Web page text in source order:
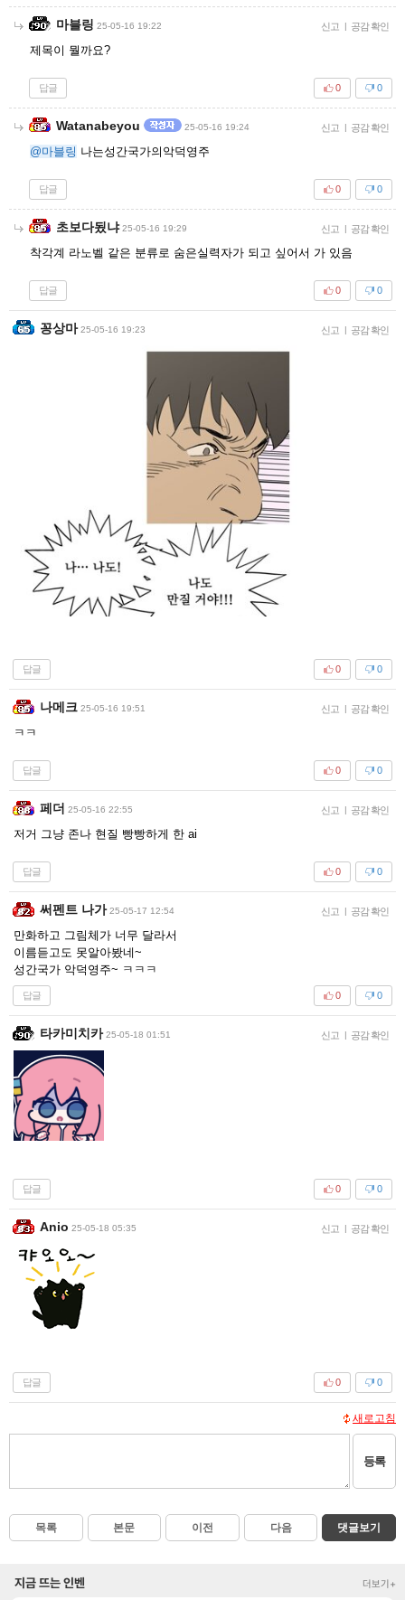
마블링 25-05-16 19:22 신고 | 공감 확인
제목이 뭘까요?
답글 0
0
Watanabeyou 25-05-16 19:24 신고 | 공감 확인
@마블링 나는성간국가의악덕영주
답글 0
0
초보다됬냐 25-05-16 19:29 신고 | 공감 확인
착각계 라노벨 같은 분류로 숨은실력자가 되고 싶어서 가 있음
답글 0
0
꽁상마 25-05-16 19:23 신고 | 공감 확인
답글 0
0
나메크 25-05-16 19:51 신고 | 공감 확인
ㅋㅋ
답글 0
0
페더 25-05-16 22:55 신고 | 공감 확인
저거 그냥 존나 현질 빵빵하게 한 ai
답글 0
0
써펜트 나가 25-05-17 12:54 신고 | 공감 확인
만화하고 그림체가 너무 달라서
이름듣고도 못알아봤네~
성간국가 악덕영주~ ㅋㅋㅋ
답글 0
0
타카미치카 25-05-18 01:51 신고 | 공감 확인
답글 0
0
Anio 25-05-18 05:35 신고 | 공감 확인
답글 0
0
새로고침
등록
목록 본문 이전 다음 댓글보기
지금 뜨는 인벤 더보기+